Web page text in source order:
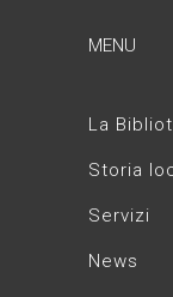
MENU
La
Storia
Servizi
News